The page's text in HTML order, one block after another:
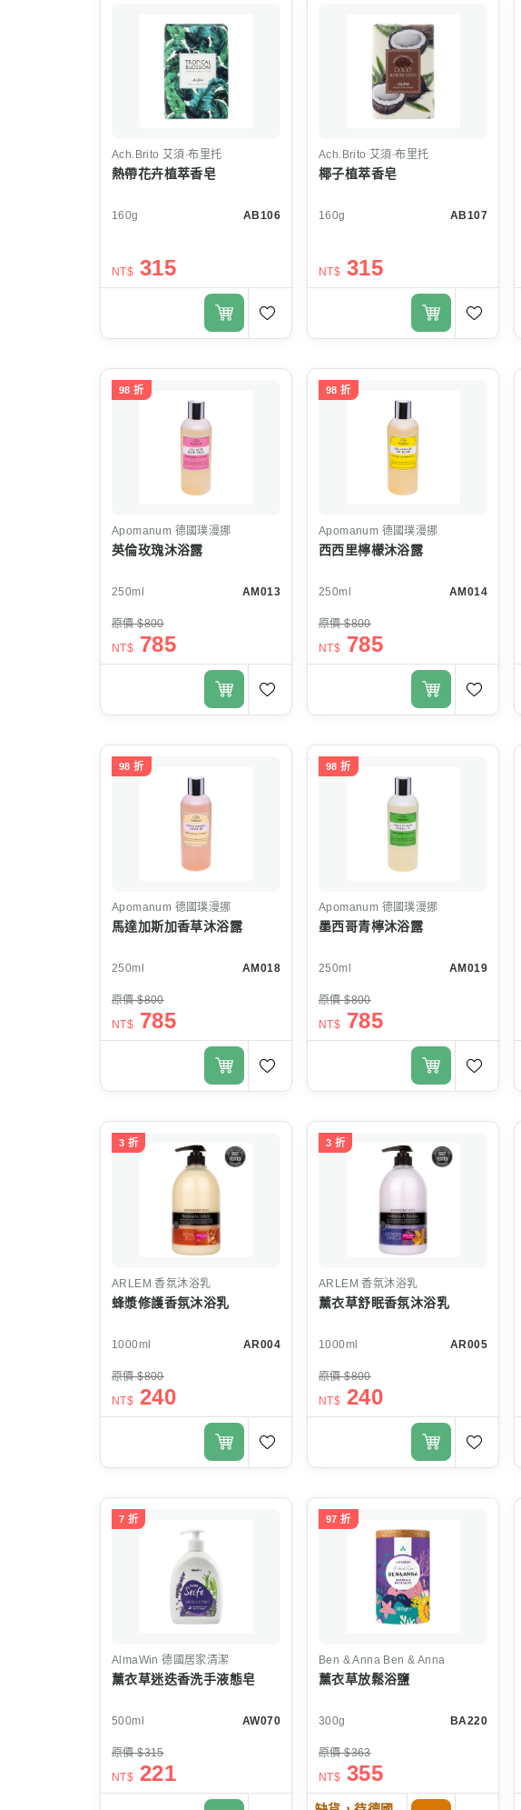
Ach.Brito 艾須‧布里托
熱帶花卉植萃香皂
160g AB106
NT$ 315
Ach.Brito 艾須‧布里托
椰子植萃香皂
160g AB107
NT$ 315
98 折
Apomanum 德國璞漫挪
英倫玫瑰沐浴露
250ml AM013
原價 $800
NT$ 785
98 折
Apomanum 德國璞漫挪
西西里檸檬沐浴露
250ml AM014
原價 $800
NT$ 785
98 折
Apomanum 德國璞漫挪
馬達加斯加香草沐浴露
250ml AM018
原價 $800
NT$ 785
98 折
Apomanum 德國璞漫挪
墨西哥青檸沐浴露
250ml AM019
原價 $800
NT$ 785
3 折
ARLEM 香氛沐浴乳
蜂漿修護香氛沐浴乳
1000ml AR004
原價 $800
NT$ 240
3 折
ARLEM 香氛沐浴乳
薰衣草舒眠香氛沐浴乳
1000ml AR005
原價 $800
NT$ 240
7 折
AlmaWin 德國居家清潔
薰衣草迷迭香洗手液態皂
500ml AW070
原價 $315
NT$ 221
97 折
Ben & Anna Ben & Anna
薰衣草放鬆浴鹽
300g BA220
原價 $363
NT$ 355